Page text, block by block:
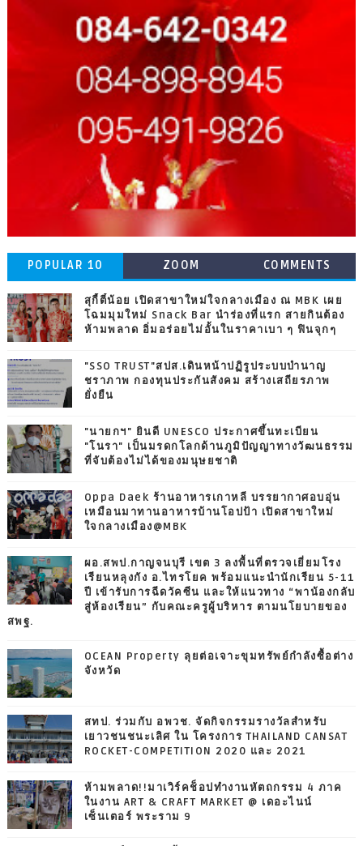
POPULAR 10 ZOOM COMMENTS
สุกี้ตี๋น้อย เปิดสาขาใหม่ใจกลางเมือง ณ MBK เผย
โฉมมุมใหม่ Snack Bar นำร่องที่แรก สายกินต้อง
ห้ามพลาด อิ่มอร่อยไม่อั้นในราคาเบา ๆ ฟินจุกๆ
"SSO TRUST"สปส.เดินหน้าปฏิรูประบบบำนาญ
ชราภาพ กองทุนประกันสังคม สร้างเสถียรภาพ
ยั่งยืน
"นายกฯ" ยินดี UNESCO ประกาศขึ้นทะเบียน
"โนรา" เป็นมรดกโลกด้านภูมิปัญญาทางวัฒนธรรม
ที่จับต้องไม่ได้ของมนุษยชาติ
Oppa Daek ร้านอาหารเกาหลี บรรยากาศอบอุ่น
เหมือนมาทานอาหารบ้านโอปป้า เปิดสาขาใหม่
ใจกลางเมือง@MBK
ผอ.สพป.กาญจนบุรี เขต 3 ลงพื้นที่ตรวจเยี่ยมโรง
เรียนหลุงกัง อ.ไทรโยค พร้อมแนะนำนักเรียน 5-11
ปี เข้ารับการฉีดวัคซีน และให้แนวทาง “พาน้องกลับ
สู่ห้องเรียน” กับคณะครูผู้บริหาร ตามนโยบายของ
สพฐ.
OCEAN Property ลุยต่อเจาะขุมทรัพย์กำลังซื้อต่าง
จังหวัด
สทป. ร่วมกับ อพวช. จัดกิจกรรมรางวัลสำหรับ
เยาวชนชนะเลิศ ใน โครงการ THAILAND CANSAT
ROCKET-COMPETITION 2020 และ 2021
ห้ามพลาด!!มาเวิร์คช็อปทำงานหัตถกรรม 4 ภาค
ในงาน ART & CRAFT MARKET @ เดอะไนน์
เซ็นเตอร์ พระราม 9